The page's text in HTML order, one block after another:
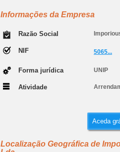
Informações da Empresa
Razão Social
NIF 5065...
Forma jurídica UNIP
Atividade
Aceda
Localização Geográfica de